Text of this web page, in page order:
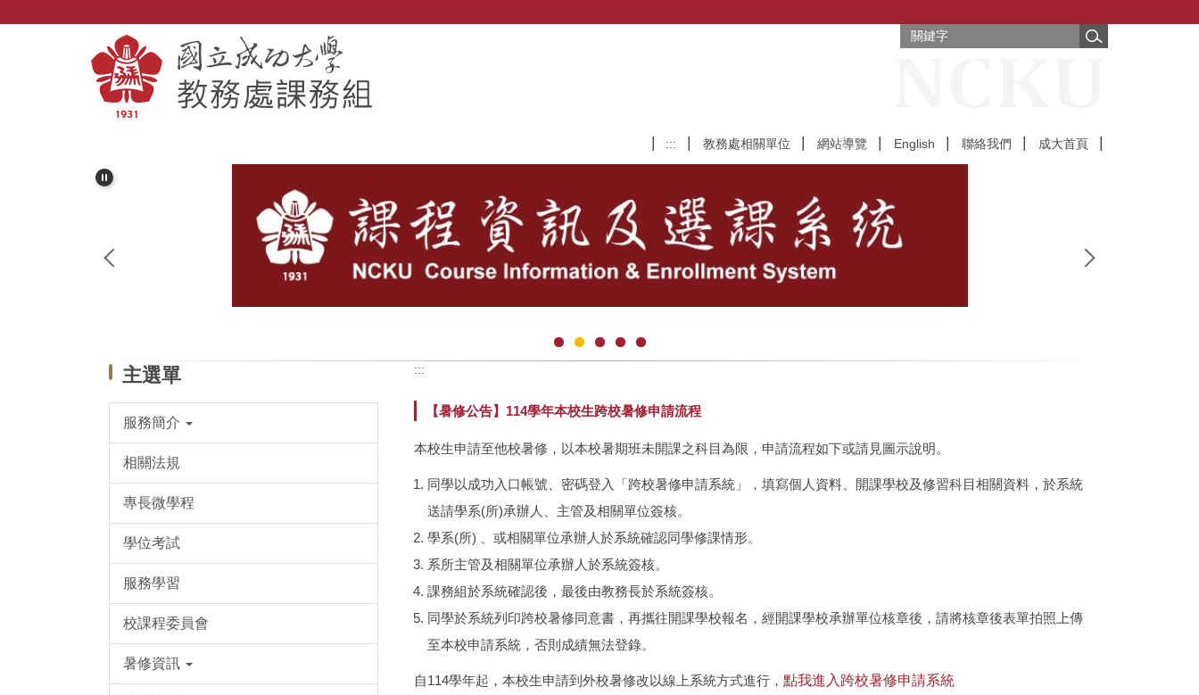
:::
教務處相關單位 網站導覽 English 聯絡我們 成大首頁
主選單
服務簡介
相關法規
專長微學程
學位考試
服務學習
校課程委員會
暑修資訊
:::
【暑修公告】114學年本校生跨校暑修申請流程
本校生申請至他校暑修，以本校暑期班未開課之科目為限，申請流程如下或請見圖示說明。
同學以成功入口帳號、密碼登入「跨校暑修申請系統」，填寫個人資料、開課學校及修習科目相關資料，於系統
送請學系(所)承辦人、主管及相關單位簽核。
學系(所) 、或相關單位承辦人於系統確認同學修課情形。
系所主管及相關單位承辦人於系統簽核。
課務組於系統確認後，最後由教務長於系統簽核。
同學於系統列印跨校暑修同意書，再攜往開課學校報名，經開課學校承辦單位核章後，請將核章後表單拍照上傳
至本校申請系統，否則成績無法登錄。
自114學年起，本校生申請到外校暑修改以線上系統方式進行， 點我進入跨校暑修申請系統